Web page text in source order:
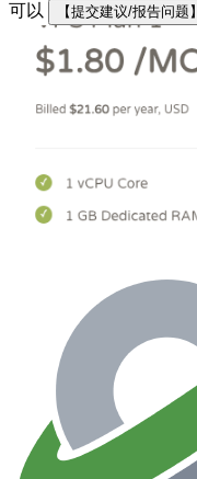
可以
【提交建议/报告问题】